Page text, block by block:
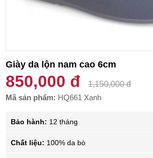
Giày da lộn nam cao 6cm
850,000 đ
1,150,000 đ
Mã sản phẩm: HQ661 Xanh
Bảo hành: 12 tháng
Chất liệu: 100% da bò